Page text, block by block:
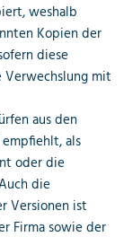
weshalb
Kopien der
diese
Verwechslung mit
aus den
als
oder die
die
Versionen ist
Firma sowie der